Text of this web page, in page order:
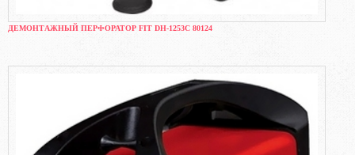
ДЕМОНТАЖНЫЙ ПЕРФОРАТОР FIT DH-1253C 80124